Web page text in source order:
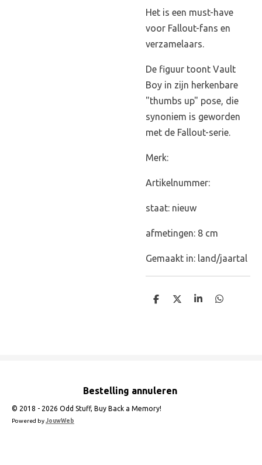
Het is een must-have
voor Fallout-fans en
verzamelaars.
De figuur toont Vault
Boy in zijn herkenbare
"thumbs up" pose, die
synoniem is geworden
met de Fallout-serie.
Merk:
Artikelnummer:
staat: nieuw
afmetingen: 8 cm
Gemaakt in: land/jaartal
D
D
S
D
Bestelling annuleren
© 2018 - 2026 Odd Stuff, Buy Back a Memory!
Powered byJouwWeb